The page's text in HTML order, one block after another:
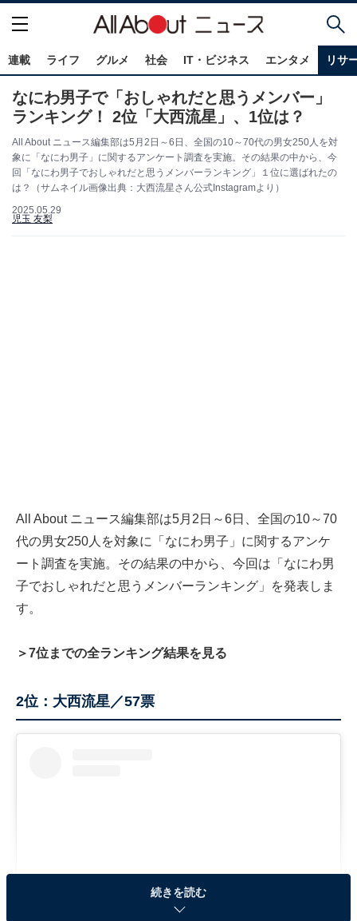
連載 ライフ グルメ 社会 IT・ビジネス エンタメ リサ
なにわ男子で「おしゃれだと思うメンバー」
ランキング！ 2位「大西流星」、1位は？
All About ニュース編集部は5月2日～6日、全国の10～70代の男女250人を対
象に「なにわ男子」に関するアンケート調査を実施。その結果の中から、今
回「なにわ男子でおしゃれだと思うメンバーランキング」１位に選ばれたの
は？（サムネイル画像出典：大西流星さん公式Instagramより）
2025.05.29
児玉 友梨
All About ニュース編集部は5月2日～6日、全国の10～70
代の男女250人を対象に「なにわ男子」に関するアンケ
ート調査を実施。その結果の中から、今回は「なにわ男
子でおしゃれだと思うメンバーランキング」を発表しま
す。
＞7位までの全ランキング結果を見る
2位：大西流星／57票
続きを読む